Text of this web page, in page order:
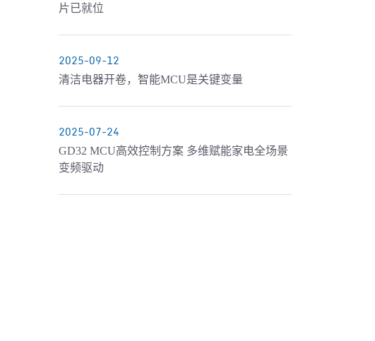
片已就位
2025-09-12
清洁电器开卷，智能MCU是关键变量
2025-07-24
GD32 MCU高效控制方案 多维赋能家电全场景
变频驱动